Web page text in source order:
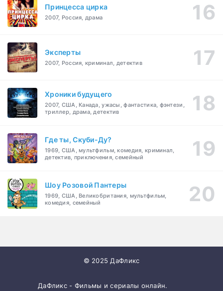
Принцесса цирка
2007, Россия, драма
Эксперты
2007, Россия, криминал, детектив
Хроники будущего
2007, США, Канада, ужасы, фантастика, фэнтези,
триллер, драма, детектив
Где ты, Скуби-Ду?
1969, США, мультфильм, комедия, криминал,
детектив, приключения, семейный
Шоу Розовой Пантеры
1969, США, Великобритания, мультфильм,
комедия, семейный
© 2025 ДаФликс
ДаФликс - Фильмы и сериалы онлайн.